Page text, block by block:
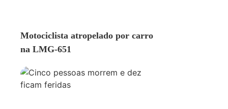
Motociclista atropelado por carro
na LMG-651